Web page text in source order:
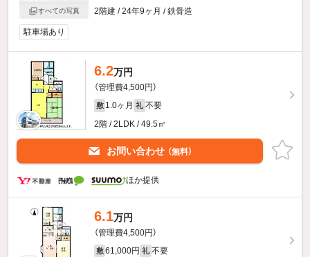
すべての写真
2階建 / 24年9ヶ月 / 鉄骨造
駐車場あり
6.2万円
（管理費4,500円）
敷 1.0ヶ月 礼 不要
2階 / 2LDK / 49.5㎡
お問い合わせ （無料）
ほか提供
6.1万円
（管理費4,500円）
敷 61,000円 礼 不要